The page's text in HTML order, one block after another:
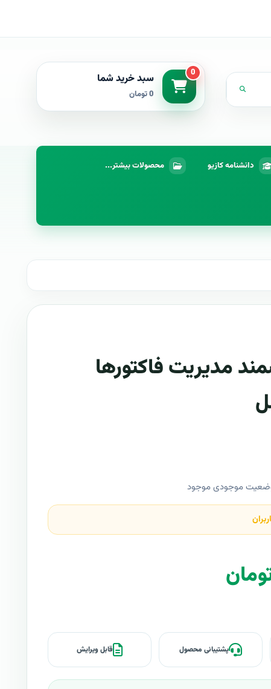
0 سبد خرید شما
0 تومان
دانشنامه کازیو محصولات بیشتر...
مدیریت فاکتورها
موجودی موجود
پشتیبانی محصول قابل ویرایش